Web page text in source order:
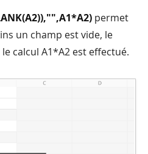
permet
un champ est vide, le
calcul A1*A2 est effectué.